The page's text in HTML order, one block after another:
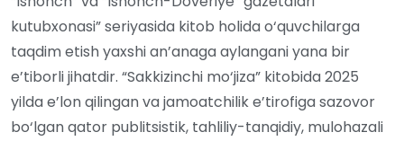
kutubxonasi” seriyasida kitob holida o‘quvchilarga
taqdim etish yaxshi an’anaga aylangani yana bir
e’tiborli jihatdir. “Sakkizinchi mo‘jiza” kitobida 2025
yilda e’lon qilingan va jamoatchilik e’tirofiga sazovor
bo‘lgan qator publitsistik, tahliliy-tanqidiy, mulohazali